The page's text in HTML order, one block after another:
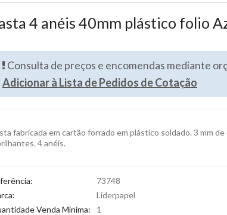
4 anéis 40mm plástico folio
Consulta de preços e encomendas mediante
Adicionar à Lista de Pedidos de Cotação
fabricada em cartão forrado em plástico soldado. 3 mm
4 anéis.
73748
Liderpapel
Venda Mínima:
1